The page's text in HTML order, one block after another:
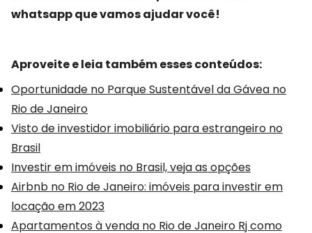
whatsapp que vamos ajudar você!
Aproveite e leia também esses conteúdos:
Oportunidade no Parque Sustentável da Gávea no
Rio de Janeiro
Visto de investidor imobiliário para estrangeiro no
Brasil
Investir em imóveis no Brasil, veja as opções
Airbnb no Rio de Janeiro: imóveis para investir em
locação em 2023
Apartamentos à venda no Rio de Janeiro Rj como